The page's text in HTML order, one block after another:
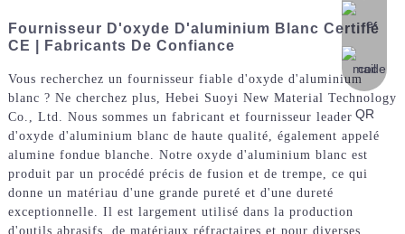
Fournisseur D'oxyde D'aluminium Blanc Certifié
CE | Fabricants De Confiance
Vous recherchez un fournisseur fiable d'oxyde d'aluminium
blanc ? Ne cherchez plus, Hebei Suoyi New Material Technology
Co., Ltd. Nous sommes un fabricant et fournisseur leader
d'oxyde d'aluminium blanc de haute qualité, également appelé
alumine fondue blanche. Notre oxyde d'aluminium blanc est
produit par un procédé précis de fusion et de trempe, ce qui
donne un matériau d'une grande pureté et d'une dureté
exceptionnelle. Il est largement utilisé dans la production
d'outils abrasifs, de matériaux réfractaires et pour diverses